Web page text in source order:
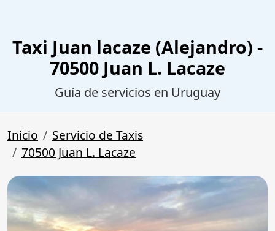
Taxi Juan lacaze (Alejandro) -
70500 Juan L. Lacaze
Guía de servicios en Uruguay
Inicio
Servicio de Taxis
70500 Juan L. Lacaze